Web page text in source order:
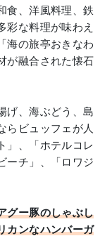
食、洋風料理、鉄
彩な料理が味わえ
海の旅亭おきなわ
が融合された懐石
げ、海ぶどう、島
らビュッフェが人
、「ホテルコレ
ーチ」、「ロワジ
グー豚のしゃぶし
カンなハンバーガ